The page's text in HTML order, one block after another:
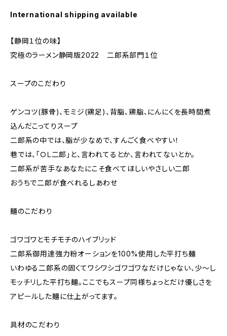
International shipping available
【静岡１位の味】
究極のラーメン静岡版2022 二郎系部門１位
スープのこだわり
ゲンコツ(豚骨)、モミジ(鶏足)、背脂、鶏脂、にんにくを長時間煮
込んだこってりスープ
二郎系の中では、脂が少なめで、すんごく食べやすい！
巷では、「ＯＬ二郎」と、言われてるとか、言われてないとか。
二郎系が苦手なあなたにこそ食べてほしいやさしい二郎
おうちで二郎が食べれるしあわせ
麺のこだわり
ゴワゴワとモチモチのハイブリッド
二郎系御用達強力粉オーションを100%使用した平打ち麺
いわゆる二郎系の固くてワシワシゴワゴワなだけじゃない、少～し
モッチリした平打ち麺。ここでもスープ同様ちょっとだけ優しさを
アピールした麺に仕上がってます。
具材のこだわり